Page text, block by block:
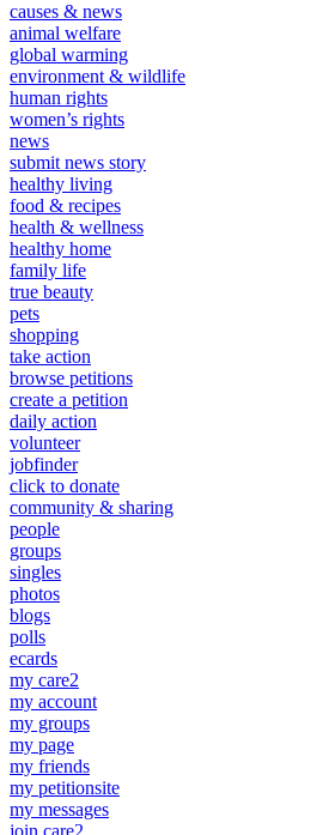
causes & news
animal welfare
global warming
environment & wildlife
human rights
women’s rights
news
submit news story
healthy living
food & recipes
health & wellness
healthy home
family life
true beauty
pets
shopping
take action
browse petitions
create a petition
daily action
volunteer
jobfinder
click to donate
community & sharing
people
groups
singles
photos
blogs
polls
ecards
my care2
my account
my groups
my page
my friends
my petitionsite
my messages
join care2